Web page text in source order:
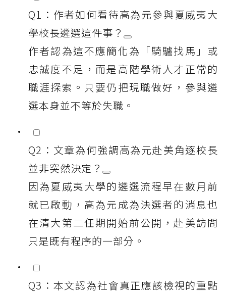
Q1：作者如何看待高為元參與夏威夷大
學校長遴選這件事？
作者認為這不應簡化為「騎驢找馬」或
忠誠度不足，而是高階學術人才正常的
職涯探索。只要仍把現職做好，參與遴
選本身並不等於失職。
Q2：文章為何強調高為元赴美角逐校長
並非突然決定？
因為夏威夷大學的遴選流程早在數月前
就已啟動，高為元成為決選者的消息也
在清大第二任期開始前公開，赴美訪問
只是既有程序的一部分。
Q3：本文認為社會真正應該檢視的重點